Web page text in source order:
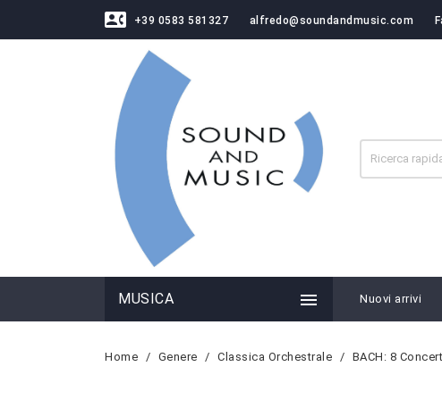
contact_phone +39 0583 581327 alfredo@soundandmusic.com
MUSICA  Nuovi arrivi
Home Genere Classica Orchestrale BACH: 8